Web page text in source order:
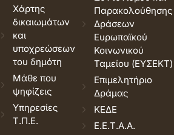
Χάρτης
δικαιωμάτων
και
υποχρεώσεων
του δημότη
Μάθε που
ψηφίζεις
Υπηρεσίες
Τ.Π.Ε.
Παρακολούθησης
Δράσεων
Ευρωπαϊκού
Κοινωνικού
Ταμείου (ΕΥΣΕΚΤ)
Επιμελητήριο
Δράμας
ΚΕΔΕ
Ε.Ε.Τ.Α.Α.